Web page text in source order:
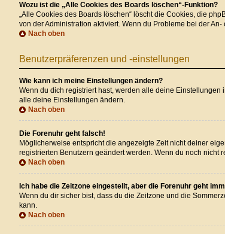
Wozu ist die „Alle Cookies des Boards löschen“-Funktion?
„Alle Cookies des Boards löschen“ löscht die Cookies, die
von der Administration aktiviert. Wenn du Probleme bei der
Nach oben
Benutzerpräferenzen und -einstellungen
Wie kann ich meine Einstellungen ändern?
Wenn du dich registriert hast, werden alle deine Einstellungen
alle deine Einstellungen ändern.
Nach oben
Die Forenuhr geht falsch!
Möglicherweise entspricht die angezeigte Zeit nicht deiner
registrierten Benutzern geändert werden. Wenn du noch nicht
Nach oben
Ich habe die Zeitzone eingestellt, aber die Forenuhr geht
Wenn du dir sicher bist, dass du die Zeitzone und die
kann.
Nach oben